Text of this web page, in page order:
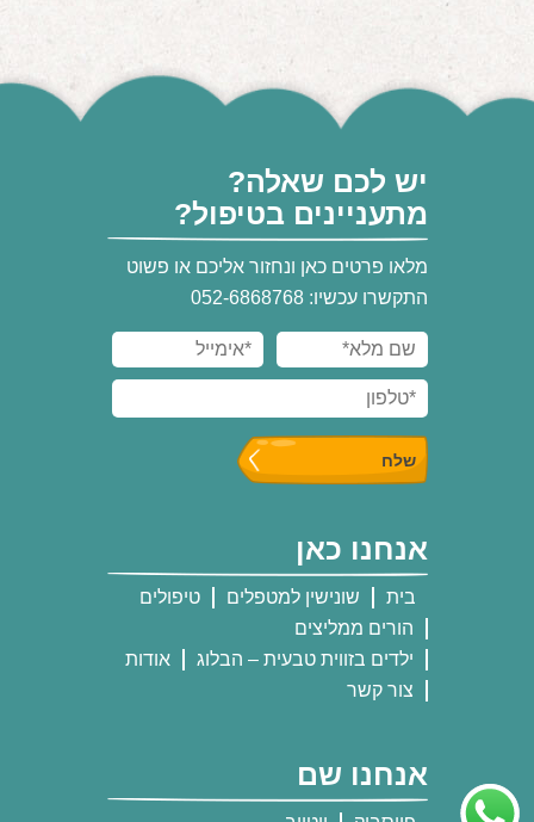
יש לכם שאלה?
מתעניינים בטיפול?
מלאו פרטים כאן ונחזור אליכם או פשוט
התקשרו עכשיו: 052-6868768
אנחנו כאן
בית שונישין למטפלים
טיפולים
הורים ממליצים
ילדים בזווית טבעית – הבלוג
אודות
צור קשר
אנחנו שם